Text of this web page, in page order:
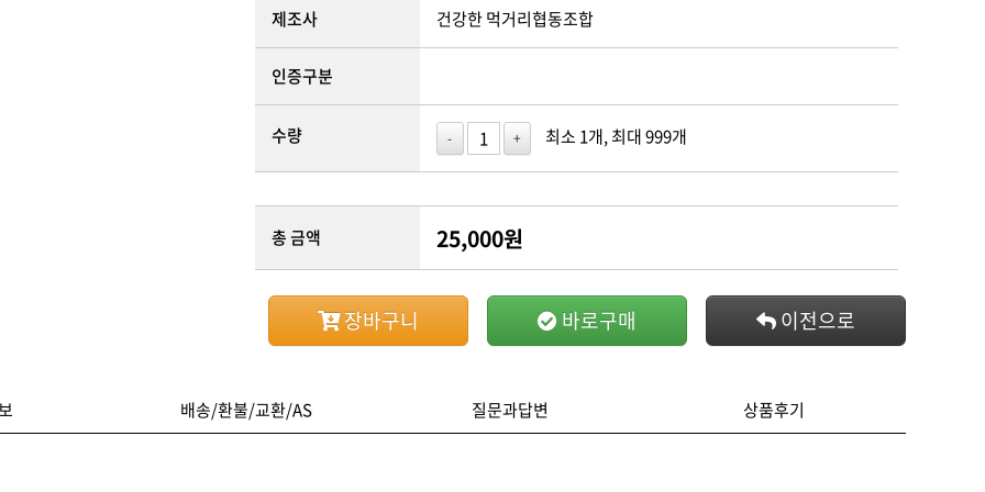
제조사 건강한 먹거리협동조합
인증구분
수량 - + 최소 1개, 최대 999개
총 금액 25,000원
장바구니 바로구매 이전으로
배송/환불/교환/AS 질문과답변 상품후기